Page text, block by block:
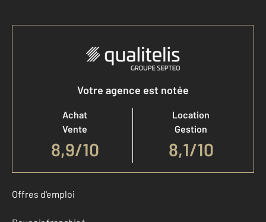
Votre agence est notée
Achat
Vente
8,9/10
Location
Gestion
8,1/10
Offres d'emploi